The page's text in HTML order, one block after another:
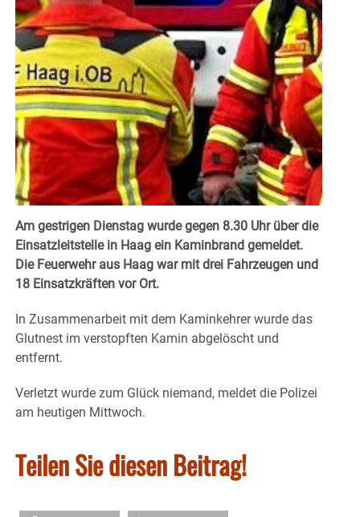
Am gestrigen Dienstag wurde gegen 8.30 Uhr über die
Einsatzleitstelle in Haag ein Kaminbrand gemeldet.
Die Feuerwehr aus Haag war mit drei Fahrzeugen und
18 Einsatzkräften vor Ort.
In Zusammenarbeit mit dem Kaminkehrer wurde das
Glutnest im verstopften Kamin abgelöscht und
entfernt.
Verletzt wurde zum Glück niemand, meldet die Polizei
am heutigen Mittwoch.
Teilen Sie diesen Beitrag!